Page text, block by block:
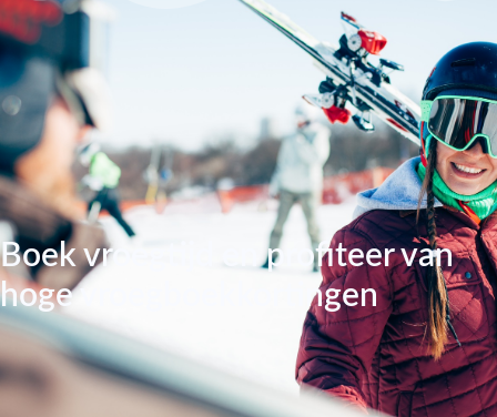
Boek vroegtijd en profiteer van
hoge vroegboekkortingen